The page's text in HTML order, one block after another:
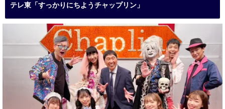
テレ東「すっかりにちようチャップリン」